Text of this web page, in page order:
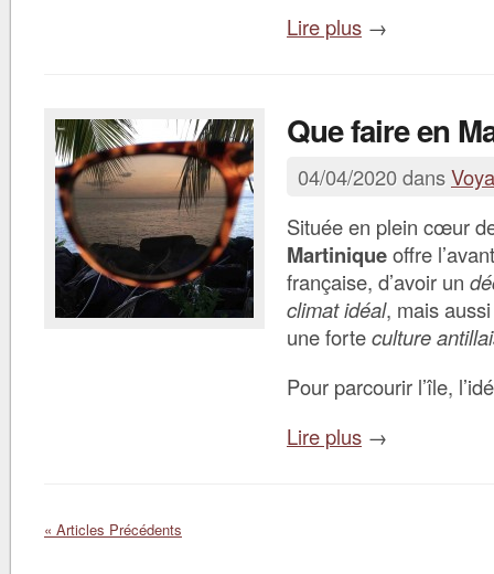
Lire plus →
Que faire en
04/04/2020 dans
Située en plein cœur
Martiniqueoffre
française, d’avoir un
climat idéal, mais
une forteculture
Pour parcourir l’île,
Lire plus →
« Articles Précédents